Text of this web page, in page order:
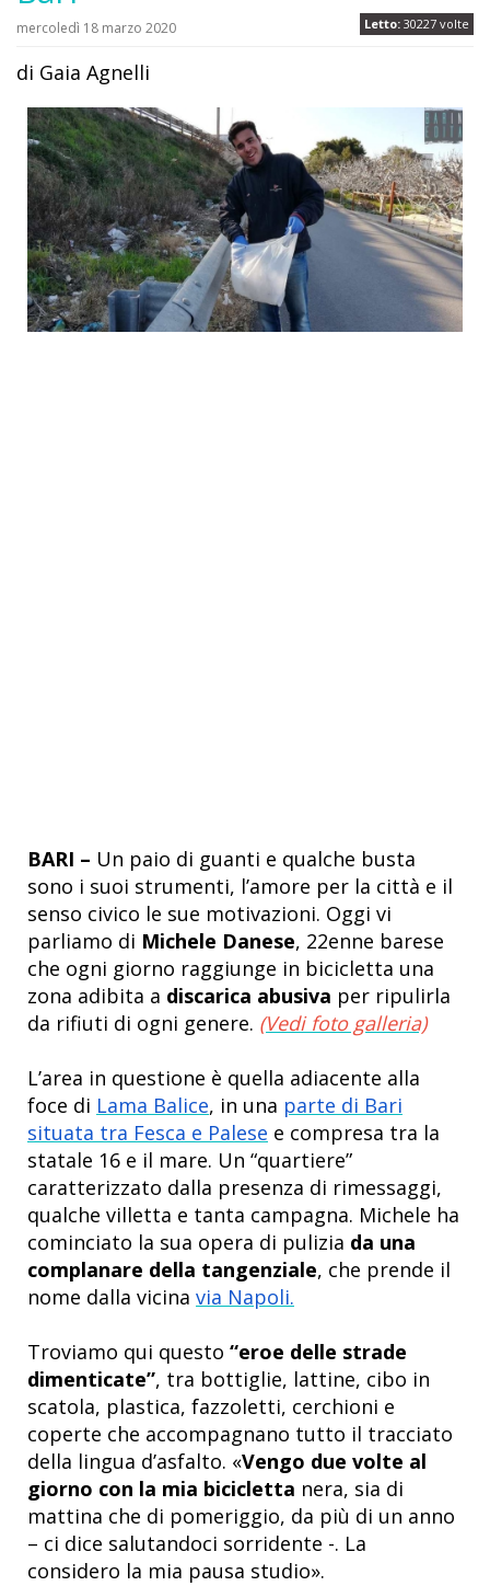
Letto: 30227 volte
mercoledì 18 marzo 2020
di Gaia Agnelli
BARI – Un paio di guanti e qualche busta
sono i suoi strumenti, l’amore per la città e il
senso civico le sue motivazioni. Oggi vi
parliamo di Michele Danese, 22enne barese
che ogni giorno raggiunge in bicicletta una
zona adibita a discarica abusiva per ripulirla
da rifiuti di ogni genere. (Vedi foto galleria)
L’area in questione è quella adiacente alla
foce di Lama Balice, in una parte di Bari
situata tra Fesca e Palese e compresa tra la
statale 16 e il mare. Un “quartiere”
caratterizzato dalla presenza di rimessaggi,
qualche villetta e tanta campagna. Michele ha
cominciato la sua opera di pulizia da una
complanare della tangenziale, che prende il
nome dalla vicina via Napoli.
Troviamo qui questo “eroe delle strade
dimenticate”, tra bottiglie, lattine, cibo in
scatola, plastica, fazzoletti, cerchioni e
coperte che accompagnano tutto il tracciato
della lingua d’asfalto. «Vengo due volte al
giorno con la mia bicicletta nera, sia di
mattina che di pomeriggio, da più di un anno
– ci dice salutandoci sorridente -. La
considero la mia pausa studio».